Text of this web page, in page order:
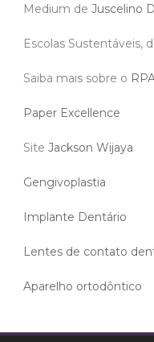
Medium de Juscelino
Escolas Sustentáveis,
Saiba mais sobre o
Paper Excellence
Site Jackson Wijaya
Gengivoplastia
Implante Dentário
Lentes de contato
Aparelho ortodôntico